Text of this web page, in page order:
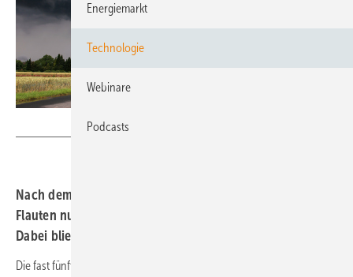
Nach dem Überjahr 2023 war 2024 wegen extremer
Flauten nur das zweitbeste deutsche Winderntejahr.
Dabei blieb selbst der laueste Monat mäßig gut.
Die fast fünftägige Windstromebbe ab dem 24. Dezember und zwei
Energiemarkt
Technologie
Webinare
Podcasts